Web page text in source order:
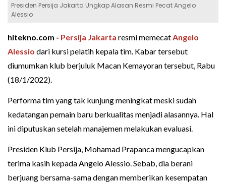
Presiden Persija Jakarta Ungkap Alasan Resmi Pecat Angelo
Alessio
hitekno.com - Persija Jakarta resmi memecatAngelo
Alessio dari kursi pelatih kepala tim. Kabar tersebut
diumumkan klub berjuluk Macan Kemayoran tersebut, Rabu
(18/1/2022).
Performa tim yang tak kunjung meningkat meski sudah
kedatangan pemain baru berkualitas menjadi alasannya. Hal
ini diputuskan setelah manajemen melakukan evaluasi.
Presiden Klub Persija, Mohamad Prapanca mengucapkan
terima kasih kepada Angelo Alessio. Sebab, dia berani
berjuang bersama-sama dengan memberikan kesempatan